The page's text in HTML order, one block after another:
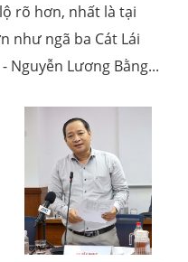
rõ hơn, nhất là tại
như ngã ba Cát Lái
Nguyễn Lương Bằng...